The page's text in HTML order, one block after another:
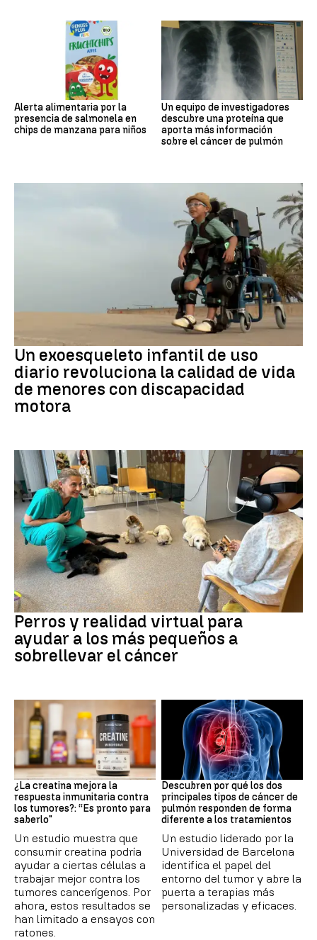
Alerta alimentaria por la
presencia de salmonela en
chips de manzana para niños
Un equipo de investigadores
descubre una proteína que
aporta más información
sobre el cáncer de pulmón
DISCAPACIDAD
Un exoesqueleto infantil de uso
diario revoluciona la calidad de vida
de menores con discapacidad
motora
Galicia
Perros y realidad virtual para
ayudar a los más pequeños a
sobrellevar el cáncer
Suplementos deportivos
¿La creatina mejora la
respuesta inmunitaria contra
los tumores?: “Es pronto para
saberlo"
Un estudio muestra que
consumir creatina podría
ayudar a ciertas células a
trabajar mejor contra los
tumores cancerígenos. Por
ahora, estos resultados se
han limitado a ensayos con
ratones.
Cáncer de pulmón
Descubren por qué los dos
principales tipos de cáncer de
pulmón responden de forma
diferente a los tratamientos
Un estudio liderado por la
Universidad de Barcelona
identifica el papel del
entorno del tumor y abre la
puerta a terapias más
personalizadas y eficaces.